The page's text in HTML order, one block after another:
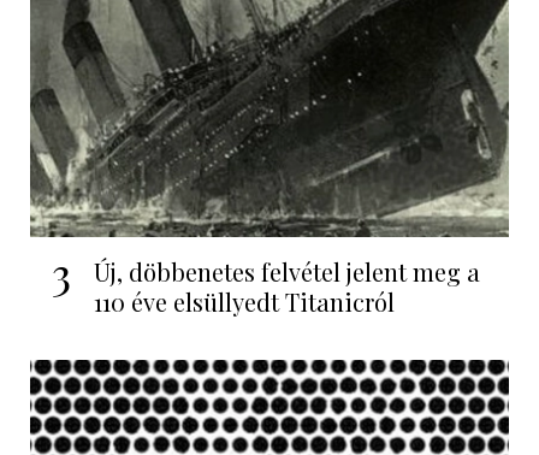
3
Új, döbbenetes felvétel jelent meg a
110 éve elsüllyedt Titanicról